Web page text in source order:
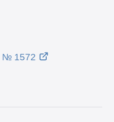
№ 1572